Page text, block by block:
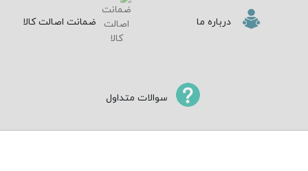
درباره ما ضمانت اصالت کالا
سوالات متداول